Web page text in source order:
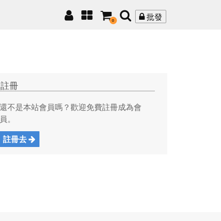
0 批發
註冊
不是本站會員嗎？歡迎免費註冊成為會
。
註冊去